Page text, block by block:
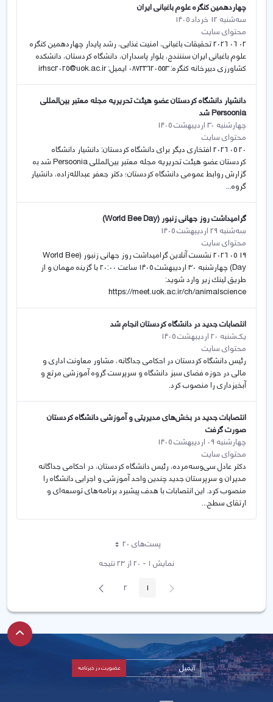
چهاردهمین کنگره علوم باغبانی ایران
سه‌شنبه 12 خرداد 1405
محتوای سایت
02 06 2026 تحقیقات باغبانی، امنیت غذایی، رشد پایدار چهاردهمین کنگره
علوم باغبانی ایران سننندج، بلوار پاسداران، دانشگاه کردستان، دانشکده
کشاورزی دبیرخانه کنگره: 08733620553 ایمیل: irhsc2025@uok.ac.ir
دانشیار دانشگاه کردستان عضو هیئت تحریریه مجله معتبر بین‌المللی
Persoonia شد
چهارشنبه 30 اردیبهشت 1405
محتوای سایت
20 05 2026 افتخاری دیگر برای دانشگاە کردستان: دانشیار دانشگاه
کردستان عضو هیئت تحریریه مجله معتبر بین‌المللی Persoonia شد بە
گزارش روابط عمومی دانشگاە کردستان؛ دکتر جعفر عبدالله‌زاده، دانشیار
گروه...
گراميداشت روز جهانی زنبور (World Bee Day)
سه‌شنبه 29 اردیبهشت 1405
محتوای سایت
19 05 2026 نشست آنلاين گراميداشت روز جهانی زنبور (World Bee
Day) چهارشنبه ٣٠ ارديبهشت ١٤٠٥ ساعت ٢٠:٠٠ با گزينە مهمان و از
طريق لينك زير وارد شويد:
https://meet.uok.ac.ir/ch/animalscience
انتصابات جدید در دانشگاه کردستان انجام شد
یک‌شنبه 20 اردیبهشت 1405
محتوای سایت
رئیس دانشگاه کردستان در احکامی جداگانه، مشاور معاونت اداری و
مالی در حوزه فضای سبز دانشگاه و سرپرست گروه آموزشی مرتع و
آبخیزداری را منصوب کرد.
انتصابات جدید در بخش‌های مدیریتی و آموزشی دانشگاه کردستان
صورت گرفت
چهارشنبه 09 اردیبهشت 1405
محتوای سایت
دکتر عادل سی‌وسه‌مرده، رئیس دانشگاه کردستان، در احکامی جداگانه
مدیران و سرپرستان جدید چندین واحد آموزشی و اجرایی دانشگاه را
منصوب کرد. این انتصابات با هدف پیشبرد برنامه‌های توسعه‌ای و
ارتقای سطح...
پست‌‌های 20هر صفحه
نمایش ۱ - ۲۰ از ۲۳ نتیجه
پیغام
قبلی صفحه1 صفحه2 صفحه
بعد